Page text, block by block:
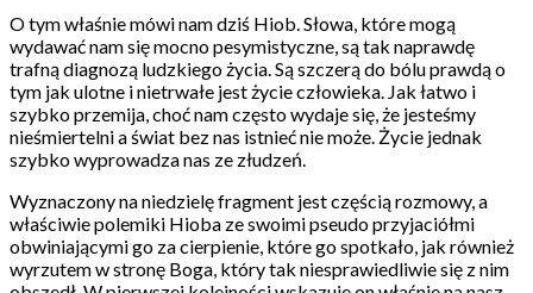
O tym właśnie mówi nam dziś Hiob. Słowa, które mogą
wydawać nam się mocno pesymistyczne, są tak naprawdę
trafną diagnozą ludzkiego życia. Są szczerą do bólu prawdą o
tym jak ulotne i nietrwałe jest życie człowieka. Jak łatwo i
szybko przemija, choć nam często wydaje się, że jesteśmy
nieśmiertelni a świat bez nas istnieć nie może. Życie jednak
szybko wyprowadza nas ze złudzeń.
Wyznaczony na niedzielę fragment jest częścią rozmowy, a
właściwie polemiki Hioba ze swoimi pseudo przyjaciółmi
obwiniającymi go za cierpienie, które go spotkało, jak również
wyrzutem w stronę Boga, który tak niesprawiedliwie się z nim